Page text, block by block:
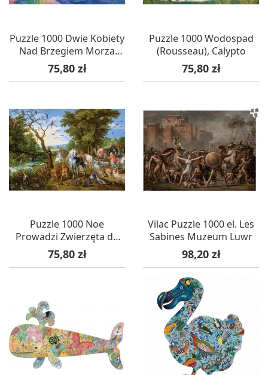
Puzzle 1000 Dwie Kobiety
Nad Brzegiem Morza
Śródziemnego (Cross),
Calypto
Cena
75,80 zł
Puzzle 1000 Wodospad
(Rousseau), Calypto
Cena
75,80 zł
Puzzle 1000 Noe
Prowadzi Zwierzęta do
Arki (Brueghel), Calypto
Cena
75,80 zł
Vilac Puzzle 1000 el. Les
Sabines Muzeum Luwr
Cena
98,20 zł